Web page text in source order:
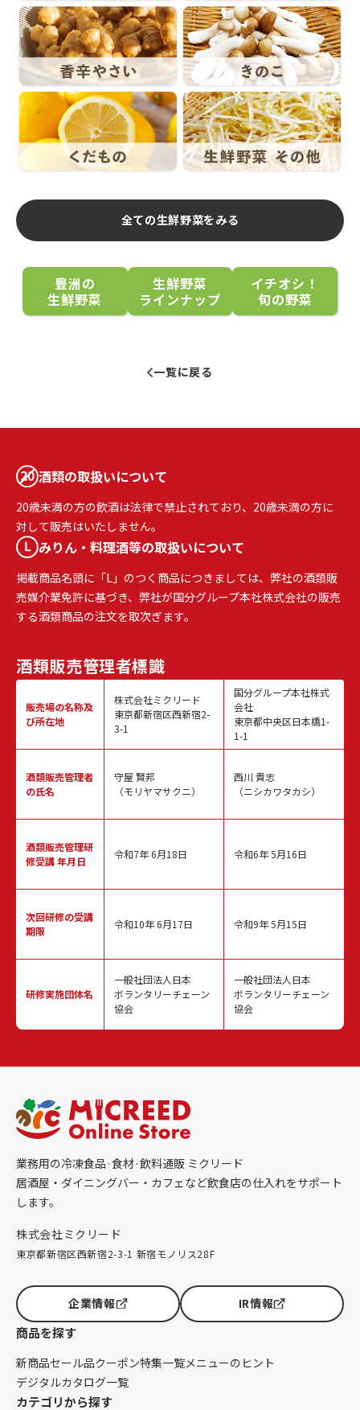
全ての生鮮野菜をみる
豊洲の
生鮮野菜
生鮮野菜
ラインナップ
イチオシ！
旬の野菜
一覧に戻る
酒類の取扱いについて
20歳未満の方の飲酒は法律で禁止されており、20歳未満の方に
対して販売はいたしません。
みりん・料理酒等の取扱いについて
掲載商品名頭に「L」のつく商品につきましては、弊社の酒類販
売媒介業免許に基づき、弊社が国分グループ本社株式会社の販売
する酒類商品の注文を取次ぎます。
酒類販売管理者標識
販売場の名称及
び所在地
酒類販売管理者
の氏名
酒類販売管理研
修受講 年月日
次回研修の受講
期限
研修実施団体名
株式会社ミクリード
東京都新宿区西新宿2-
3-1
守屋 賢邦
（モリヤマサクニ）
令和7年 6月18日
令和10年 6月17日
一般社団法人日本
ボランタリーチェーン
協会
国分グループ本社株式
会社
東京都中央区日本橋1-
1-1
西川 貴志
（ニシカワタカシ）
令和6年 5月16日
令和9年 5月15日
一般社団法人日本
ボランタリーチェーン
協会
業務用の冷凍食品·食材·飲料通販 ミクリード
居酒屋・ダイニングバー・カフェなど飲食店の仕入れをサポート
します。
株式会社ミクリード
東京都新宿区西新宿2-3-1 新宿モノリス28F
企業情報 IR情報
商品を探す
新商品セール品クーポン特集一覧メニューのヒント
デジタルカタログ一覧
カテゴリから探す